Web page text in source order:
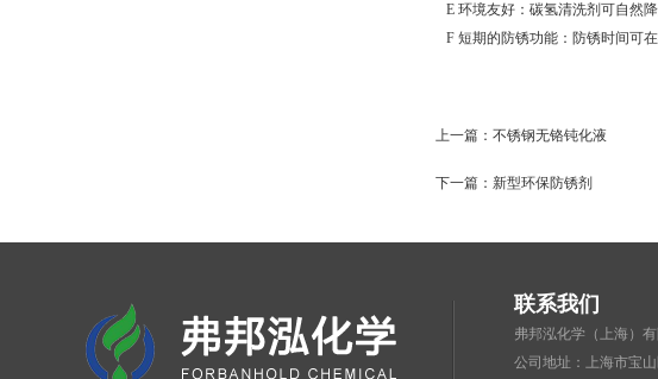
E 环境友好：碳氢清洗剂可自然
F 短期的防锈功能：防锈时间可在
上一篇： 不锈钢无铬钝化液
下一篇： 新型环保防锈剂
联系我们
弗邦泓化学（上海）有
公司地址：上海市宝